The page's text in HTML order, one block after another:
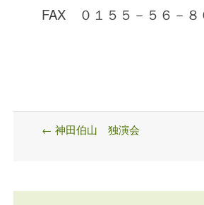
FAX ０１５５－５６－８
Post
← 神田伯山 独演会